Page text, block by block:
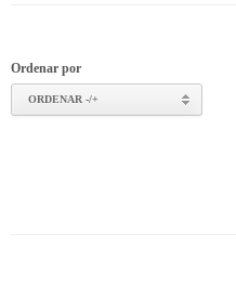
Ordenar por
ORDENAR -/+